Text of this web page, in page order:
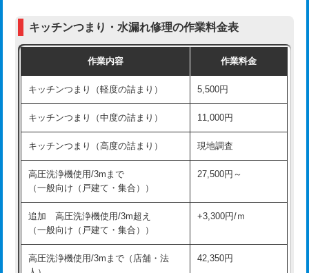
管・ポリ管・HT管使用/3ｍ超え)
排水管工事（土の掘削・埋め戻し作
11,000円~
排水管工事（排水管工事/3ｍまで） 55,000円
排水管工事（追加 排水管工事/3ｍ超
+11,000円
マス交換（深さ50㎝未満）
マス交換（深さ50㎝以上） 66,000円
コンクリート斫り（厚さ10㎝まで）
式・ワンホール）)
交換・取付(排水栓・排水トラップ
22,000円+材料費
持込商品取付（単水栓）
持込商品取付（混合水栓） 16,500円
キッチンつまり・水漏れ修理の作業料金表
作業内容 作業料金
キッチンつまり（軽度の詰まり） 5,500円
キッチンつまり（中度の詰まり） 11,000円
キッチンつまり（高度の詰まり） 現地調査
高圧洗浄機使用/3mまで
（一般向け（戸建て・集合））
27,500円～
追加 高圧洗浄機使用/3m超え
（一般向け（戸建て・集合））
+3,300円/ｍ
高圧洗浄機使用/3mまで（店舗・法
42,350円